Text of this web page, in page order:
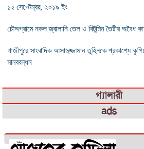
১২ সেপ্টেম্বর, ২০১৯ ইং
চৌদ্দগ্রামে নকল জ্বালানি তেল ও বিটুমিন তৈরীর অবৈধ
গাজীপুরে সাংবাদিক আসাদুজ্জামান তুহিনকে প্রকাশ্যে
মানববন্ধন
গ্যালারী
ads